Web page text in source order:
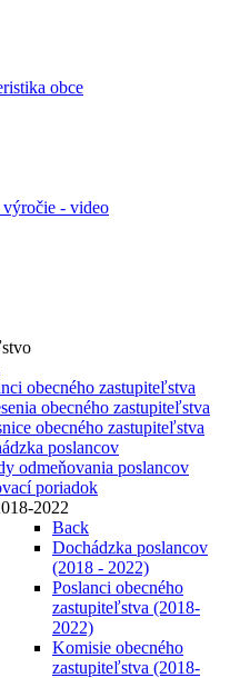
obce
- video
obecného zastupiteľstva
obecného zastupiteľstva
obecného zastupiteľstva
poslancov
odmeňovania poslancov
poriadok
2022
Back
Dochádzka poslancov
(2018 - 2022)
Poslanci obecného
zastupiteľstva (2018-
2022)
Komisie obecného
zastupiteľstva (2018-